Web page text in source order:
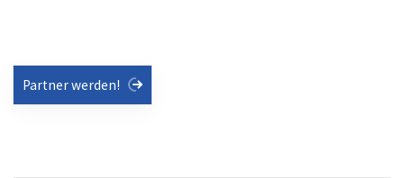
Partner werden!